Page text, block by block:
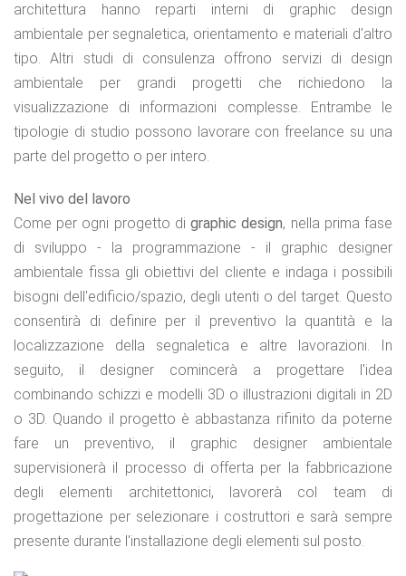
architettura hanno reparti interni di graphic design
ambientale per segnaletica, orientamento e materiali d'altro
tipo. Altri studi di consulenza offrono servizi di design
ambientale per grandi progetti che richiedono la
visualizzazione di informazioni complesse. Entrambe le
tipologie di studio possono lavorare con freelance su una
parte del progetto o per intero.
Nel vivo del lavoro
Come per ogni progetto digraphic design, nella prima fase
di sviluppo - la programmazione - il graphic designer
ambientale fissa gli obiettivi del cliente e indaga i possibili
bisogni dell'edificio/spazio, degli utenti o del target. Questo
consentirà di definire per il preventivo la quantità e la
localizzazione della segnaletica e altre lavorazioni. In
seguito, il designer comincerà a progettare l'idea
combinando schizzi e modelli 3D o illustrazioni digitali in 2D
o 3D. Quando il progetto è abbastanza rifinito da poterne
fare un preventivo, il graphic designer ambientale
supervisionerà il processo di offerta per la fabbricazione
degli elementi architettonici, lavorerà col team di
progettazione per selezionare i costruttori e sarà sempre
presente durante l'installazione degli elementi sul posto.